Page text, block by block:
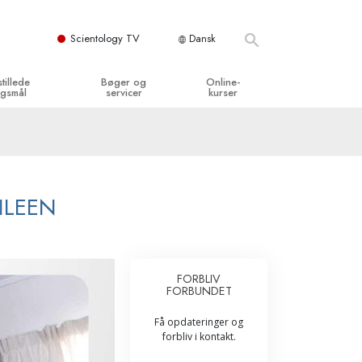
Scientology TV Dansk
Bøger og
servicer
foredrag
Online-
kurser
Integritet og ærlighed
Ægteskab
FORBLIV
FORBUNDET
Få opdateringer og
forbliv i kontakt.